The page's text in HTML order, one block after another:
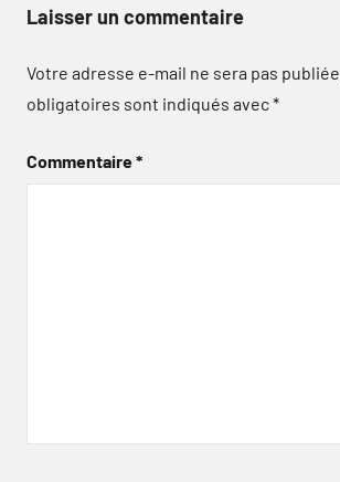
Laisser un commentaire
Votre adresse e-mail ne sera pas publiée.
obligatoires sont indiqués avec*
Commentaire*